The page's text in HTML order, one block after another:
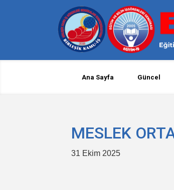
Ana Sayfa Güncel
MESLEK
31 Ekim 2025